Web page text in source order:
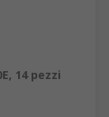
14 pezzi